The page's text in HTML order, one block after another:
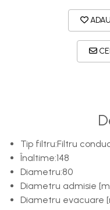
Tip filtru:Filtru
Înaltime:148
Diametru:80
Diametru admisie
Diametru evacuare